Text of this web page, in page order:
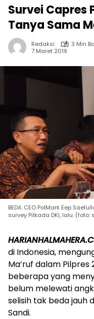
Survei Capres
Tanya Sama
Redaksi
3 Min
7 Maret 2019
BEDA: CEO PolMark Eep
survey Pilkada DKI, lalu.
di Indonesia,
Ma’ruf dalam Pilpres
beberapa yang
belum melewati
selisih tak beda jauh
Sandi.